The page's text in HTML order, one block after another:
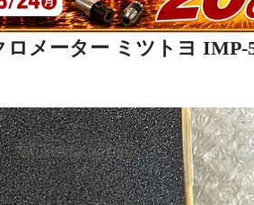
メーター ミツトヨ IMP-